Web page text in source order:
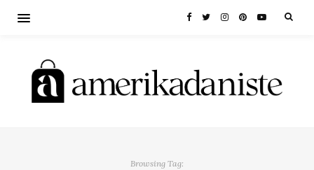
Browsing Tag: